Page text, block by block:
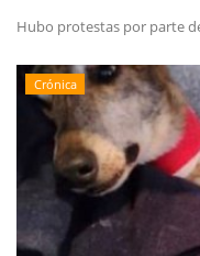
Hubo protestas por parte
Crónica